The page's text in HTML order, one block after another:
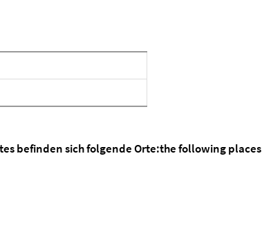
befinden sich folgende Orte:the following places